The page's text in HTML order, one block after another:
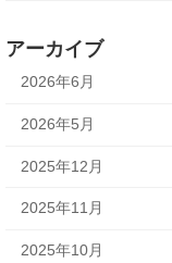
アーカイブ
2026年6月
2026年5月
2025年12月
2025年11月
2025年10月